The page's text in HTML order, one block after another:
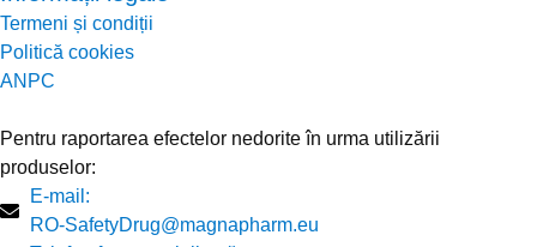
Termeni și condiții
Politică cookies
ANPC
Pentru raportarea efectelor nedorite în urma utilizării
produselor:
E-mail:
RO-SafetyDrug@magnapharm.eu